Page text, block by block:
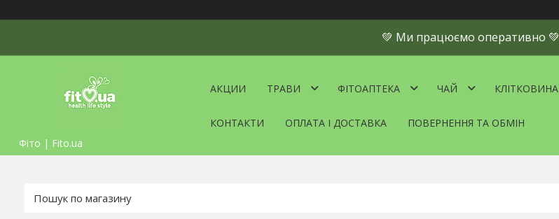
💚 Ми працюємо оперативно 💚
Фіто | Fito.ua
АКЦИИ ТРАВИ ФІТОАПТЕКА ЧАЙ КЛІТКОВИНА
КОНТАКТИ ОПЛАТА І ДОСТАВКА ПОВЕРНЕННЯ ТА ОБМІН